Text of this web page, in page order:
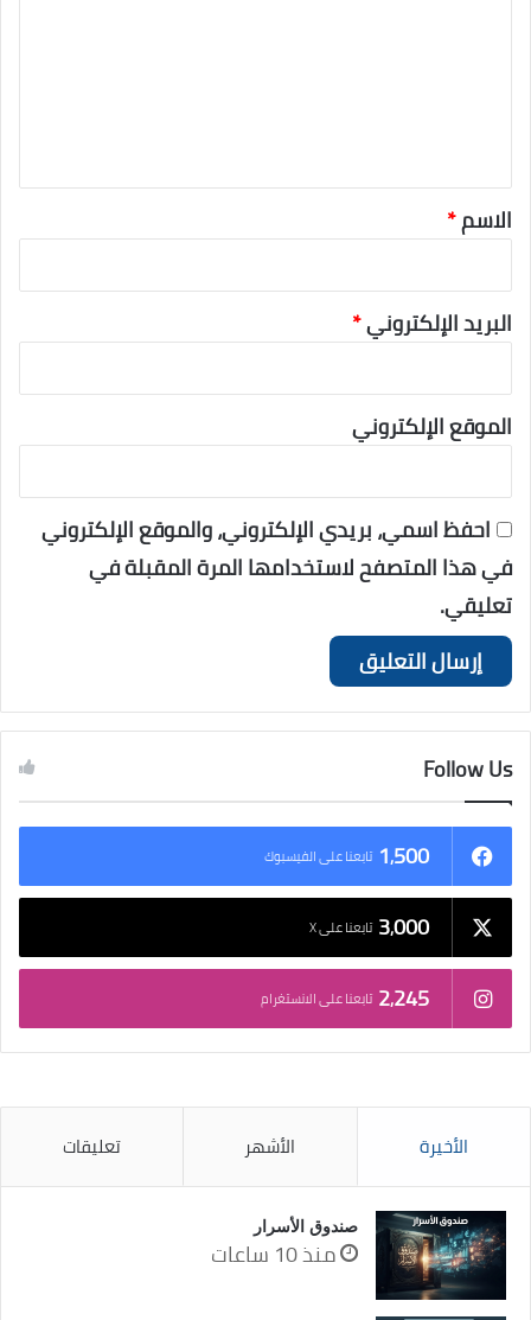
الاسم*
البريد الإلكتروني*
الموقع الإلكتروني
احفظ اسمي، بريدي الإلكتروني، والموقع الإلكتروني
في هذا المتصفح لاستخدامها المرة المقبلة في
تعليقي.
Follow Us
1٬500 تابعنا على الفيسبوك
3٬000 تابعنا على X
2٬245 تابعنا على الانستغرام
الأخيرة الأشهر تعليقات
صندوق الأسرار
منذ 10 ساعات